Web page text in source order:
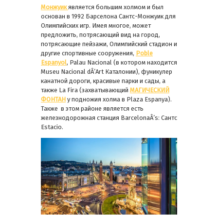
Монжуик является большим холмом и был
основан в 1992 Барселона Сантс-Монжуик для
Олимпийских игр. Имея многое, может
предложить, потрясающий вид на город,
потрясающие пейзажи, Олимпийский стадион и
другие спортивные сооружения, Poble
Espanyol, Palau Nacional (в котором находится
Museu Nacional dÂ’Art Каталонии), фуникулер
канатной дороги, красивые парки и сады, а
также La Fira (захватывающий MАГИЧЕСКИЙ
ФОНТАН у подножия холма в Plaza Espanya).
Также в этом районе является есть
железнодорожная станция BarcelonaÂ’s: Сантс
Estacio.